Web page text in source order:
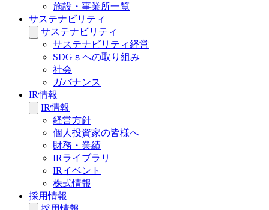
施設・事業所一覧
サステナビリティ
サステナビリティ
サステナビリティ経営
SDGｓへの取り組み
社会
ガバナンス
IR情報
IR情報
経営方針
個人投資家の皆様へ
財務・業績
IRライブラリ
IRイベント
株式情報
採用情報